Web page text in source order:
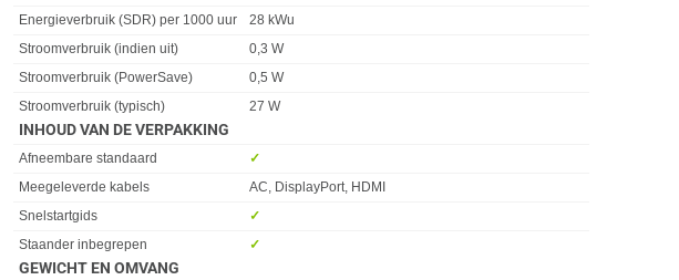
Energieverbruik (SDR) per 1000 uur
28 kWu
Stroomverbruik (indien uit)
0,3 W
Stroomverbruik (PowerSave)
0,5 W
Stroomverbruik (typisch)
27 W
INHOUD VAN DE VERPAKKING
Eigenschap Waarde
Afneembare standaard
✓︎
Meegeleverde kabels
AC, DisplayPort, HDMI
Snelstartgids
✓︎
Staander inbegrepen
✓︎
GEWICHT EN OMVANG